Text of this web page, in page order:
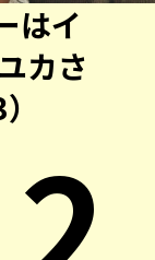
はイ
カさ